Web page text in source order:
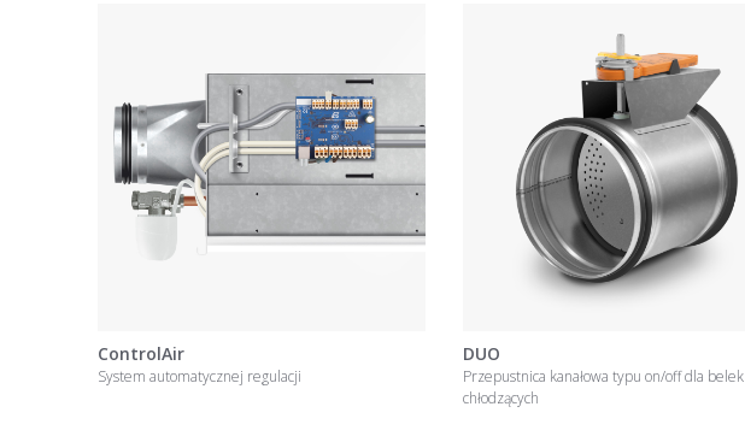
ControlAir
System automatycznej regulacji
DUO
Przepustnica kanałowa typu on/off dla belek
chłodzących